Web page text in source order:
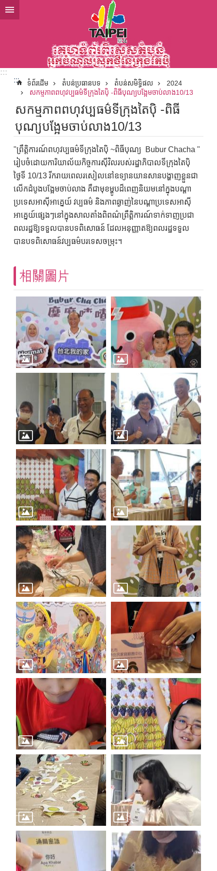
ទៅកាន់មាតិកាប្លុកមាតិកាសំខាន់
:::
:::
ទំព័រដើម តំបន់ប្រធានបទ តំបន់សមិទ្ធិផល
2024
សកម្មភាពពហុវប្បធម៌ទីក្រុងតៃប៉ិ -ពិធីបុណ្យបង្អែមចាប់លាង10/13
សកម្មភាពពហុវប្បធម៌ទីក្រុងតៃប៉ិ -ពិធី
បុណ្យបង្អែមចាប់លាង10/13
"ព្រឹត្តិការណ៍ពហុវប្បធម៌ទីក្រុងតៃប៉ិ ~ពិធីបុណ្យ Bubur Chacha "
រៀបចំដោយការិយាល័យកិច្ចការស៊ីវិលរបស់រដ្ឋាភិបាលទីក្រុងតៃប៉ិ
ថ្ងៃទី 10/13 រីករាយពេលរសៀលនៅឧទ្យានយានសានបង្ហាញខ្លួនជា
លើកដំបូងបង្អែមចាប់លាង គឺជាមុខម្ហូបដ៏ពេញនិយមនៅក្នុងបណ្តា
ប្រទេសអាស៊ីអាគ្នេយ៍ វប្បធម៌ និងភាពឆ្ងាញ់នៃបណ្តាប្រទេសអាស៊ី
អាគ្នេយ៍ផ្សេងៗនៅក្នុងសាលតាំងពិពណ៌ព្រឹត្តិការណ៍ទាក់ទាញប្រជា
ពលរដ្ឋឱ្យទទួលបានបទពិសោធន៍ ដែលអនុញ្ញាតឱ្យពលរដ្ឋទទួល
បានបទពិសោធន៍វប្បធម៌បរទេសចម្រុះ។
相關圖片